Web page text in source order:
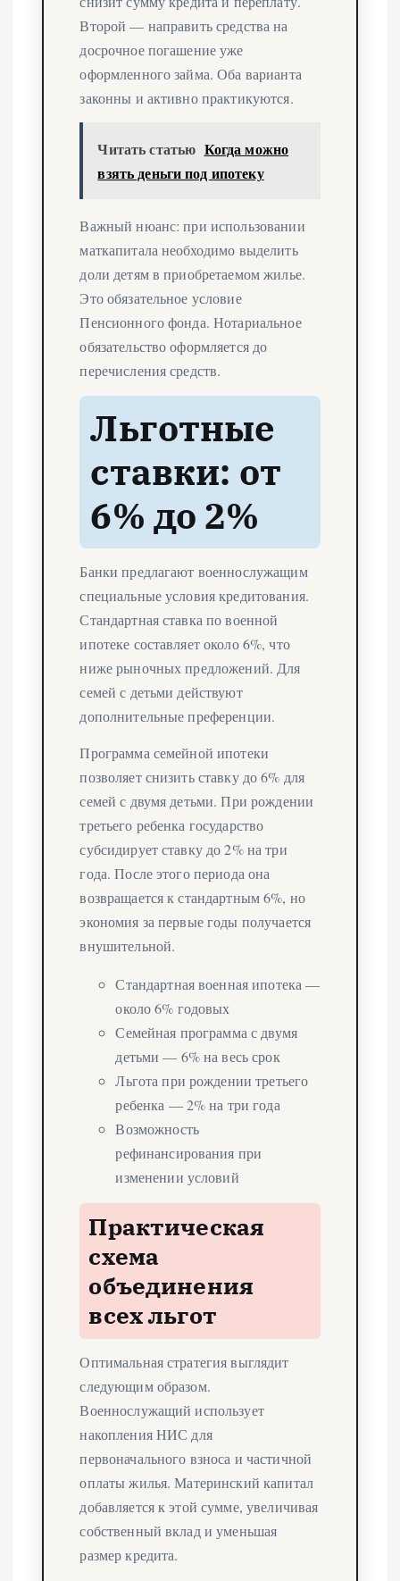
Второй — направить средства на
досрочное погашение уже
оформленного займа. Оба варианта
законны и активно практикуются.
Читать статью Когда можно
взять деньги под ипотеку
Важный нюанс: при использовании
маткапитала необходимо выделить
доли детям в приобретаемом жилье.
Это обязательное условие
Пенсионного фонда. Нотариальное
обязательство оформляется до
перечисления средств.
Льготные
ставки: от
6% до 2%
Банки предлагают военнослужащим
специальные условия кредитования.
Стандартная ставка по военной
ипотеке составляет около 6%, что
ниже рыночных предложений. Для
семей с детьми действуют
дополнительные преференции.
Программа семейной ипотеки
позволяет снизить ставку до 6% для
семей с двумя детьми. При рождении
третьего ребенка государство
субсидирует ставку до 2% на три
года. После этого периода она
возвращается к стандартным 6%, но
экономия за первые годы получается
внушительной.
Стандартная военная ипотека —
около 6% годовых
Семейная программа с двумя
детьми — 6% на весь срок
Льгота при рождении третьего
ребенка — 2% на три года
Возможность
рефинансирования при
изменении условий
Практическая
схема
объединения
всех льгот
Оптимальная стратегия выглядит
следующим образом.
Военнослужащий использует
накопления НИС для
первоначального взноса и частичной
оплаты жилья. Материнский капитал
добавляется к этой сумме, увеличивая
собственный вклад и уменьшая
размер кредита.